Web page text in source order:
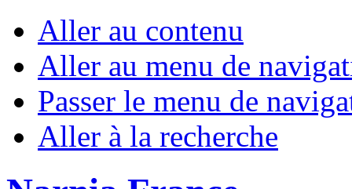
Aller au contenu
Aller au menu de
Passer le menu de
Aller à la recherche